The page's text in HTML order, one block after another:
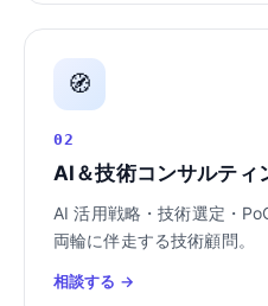
🧭
02
AI＆技術コンサルティ
AI 活用戦略・技術選定・
両輪に伴走する技術顧問。
相談する →